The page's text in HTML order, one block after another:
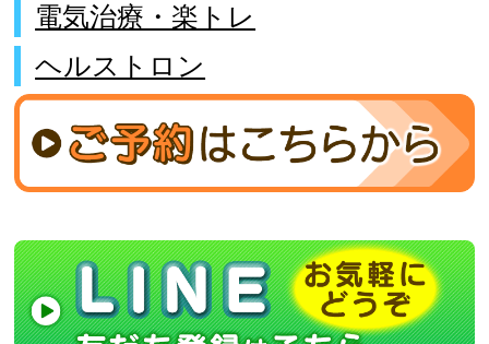
電気治療・楽トレ
ヘルストロン